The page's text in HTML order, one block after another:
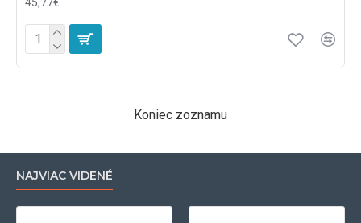
Koniec zoznamu
NAJVIAC VIDENÉ